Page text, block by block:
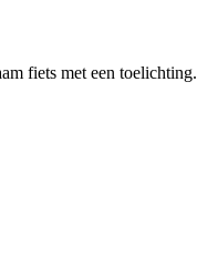
fiets met een toelichting.